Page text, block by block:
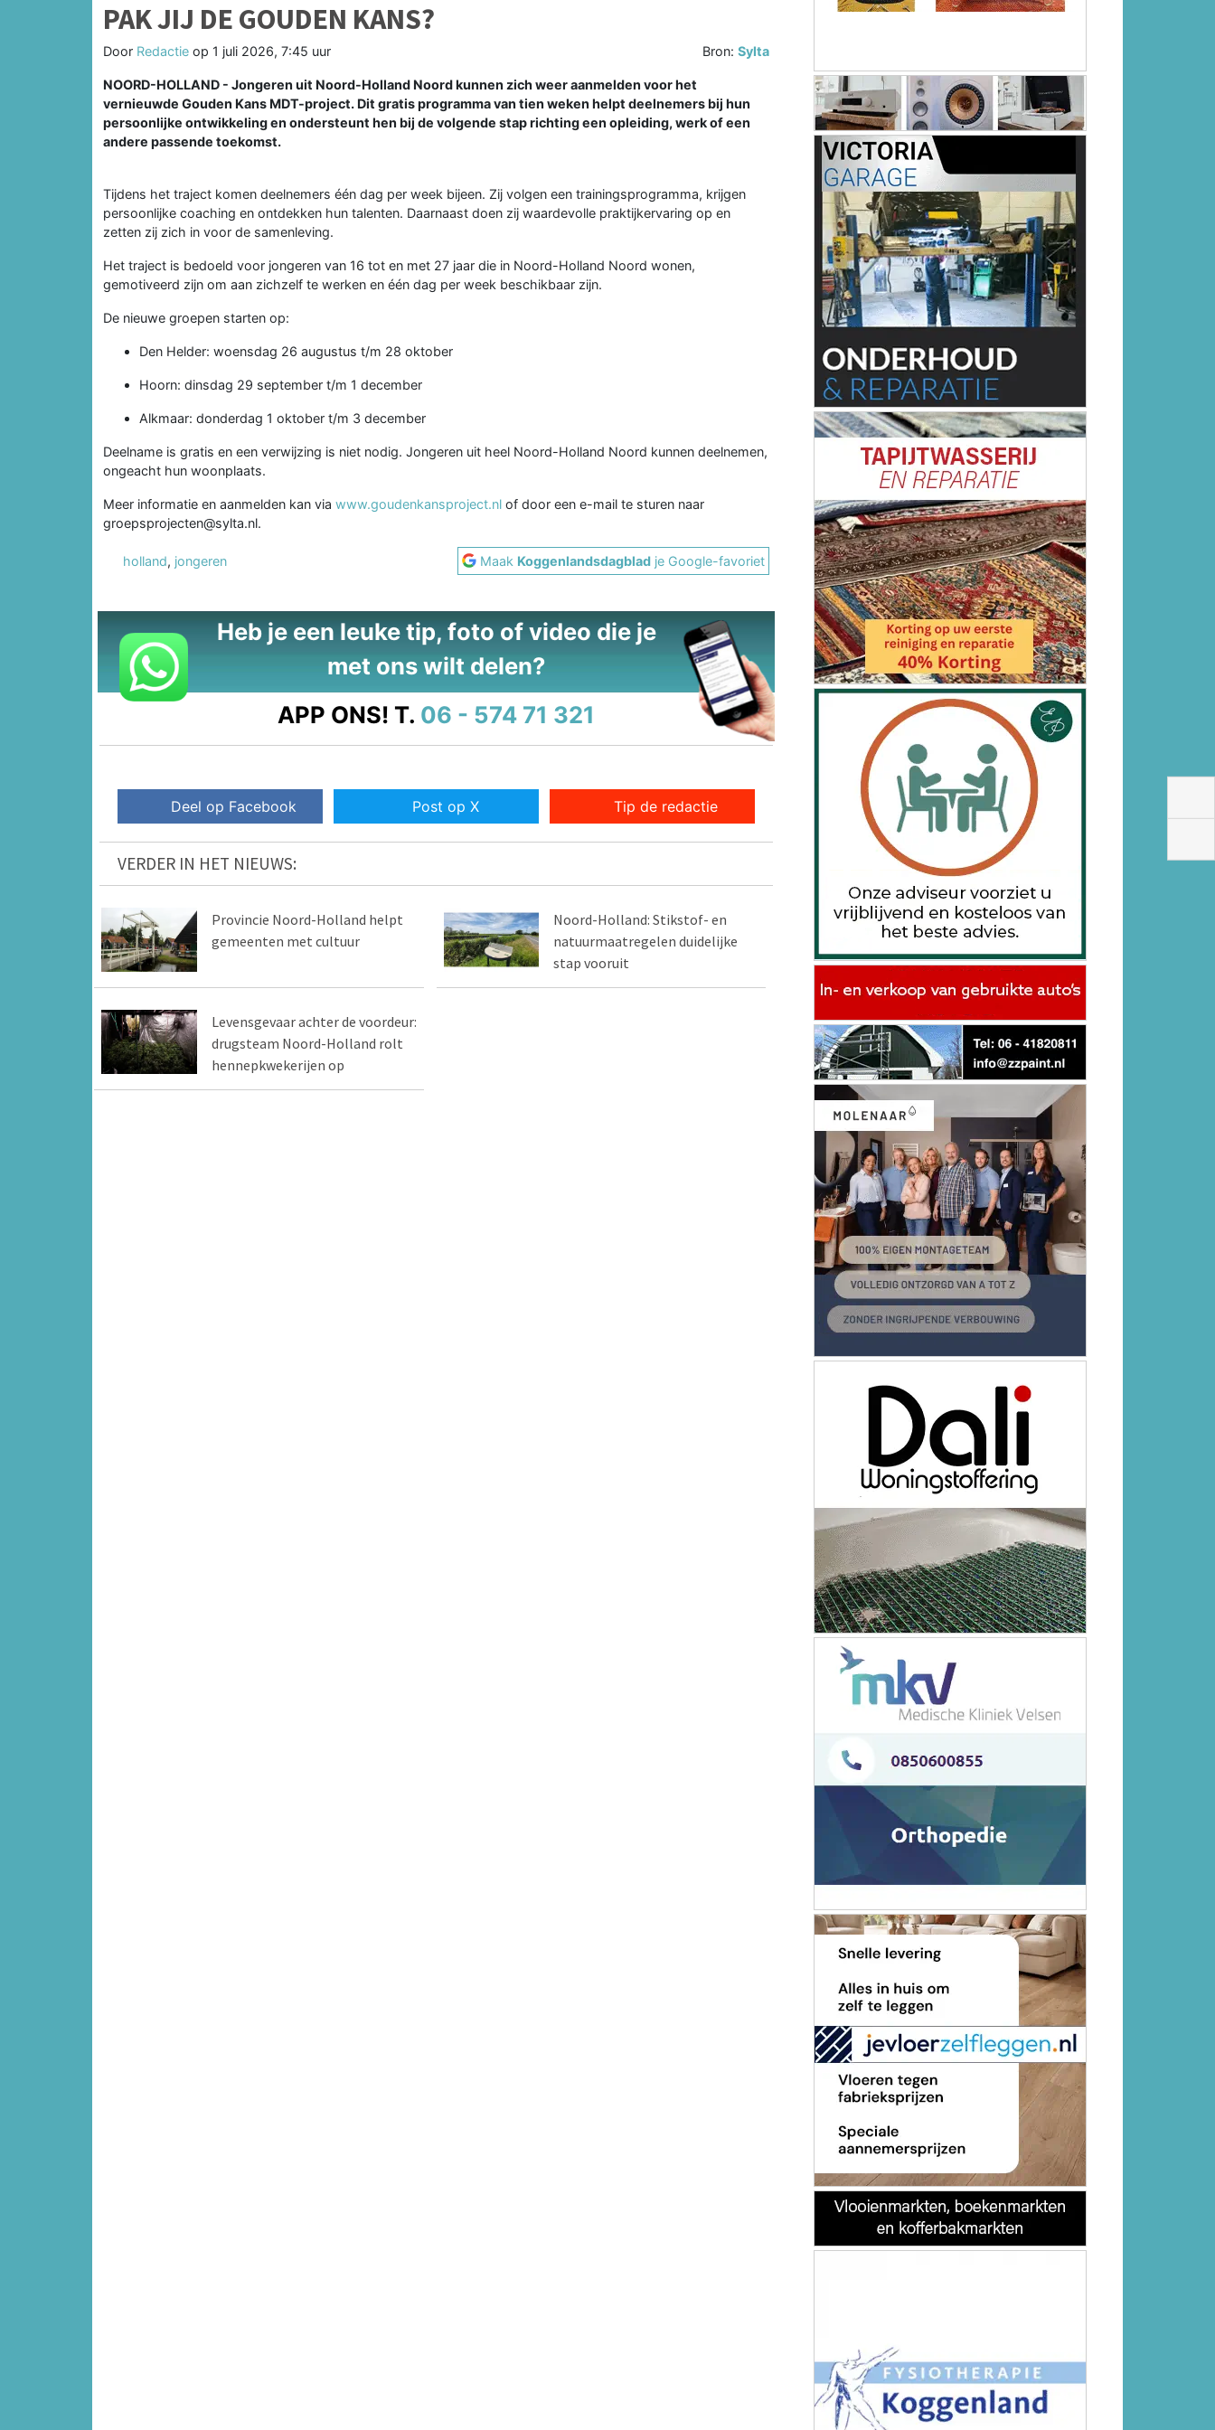
PAK JIJ DE GOUDEN KANS?
Door Redactie op 1 juli 2026, 7:45 uur Bron:Sylta
NOORD-HOLLAND - Jongeren uit Noord-Holland Noord kunnen zich weer aanmelden voor het
vernieuwde Gouden Kans MDT-project. Dit gratis programma van tien weken helpt deelnemers bij hun
persoonlijke ontwikkeling en ondersteunt hen bij de volgende stap richting een opleiding, werk of een
andere passende toekomst.
Tijdens het traject komen deelnemers één dag per week bijeen. Zij volgen een trainingsprogramma, krijgen
persoonlijke coaching en ontdekken hun talenten. Daarnaast doen zij waardevolle praktijkervaring op en
zetten zij zich in voor de samenleving.
Het traject is bedoeld voor jongeren van 16 tot en met 27 jaar die in Noord-Holland Noord wonen,
gemotiveerd zijn om aan zichzelf te werken en één dag per week beschikbaar zijn.
De nieuwe groepen starten op:
Den Helder: woensdag 26 augustus t/m 28 oktober
Hoorn: dinsdag 29 september t/m 1 december
Alkmaar: donderdag 1 oktober t/m 3 december
Deelname is gratis en een verwijzing is niet nodig. Jongeren uit heel Noord-Holland Noord kunnen deelnemen,
ongeacht hun woonplaats.
Meer informatie en aanmelden kan via www.goudenkansproject.nl of door een e-mail te sturen naar
groepsprojecten@sylta.nl.
holland, jongeren Maak Koggenlandsdagblad je Google-favoriet
Heb je een leuke tip, foto of video die je
met ons wilt delen?
APP ONS! T. 06 - 574 71 321
Deel op Facebook Post op X Tip de redactie
VERDER IN HET NIEUWS:
Provincie Noord-Holland helpt
gemeenten met cultuur
Noord-Holland: Stikstof- en
natuurmaatregelen duidelijke
stap vooruit
Levensgevaar achter de voordeur:
drugsteam Noord-Holland rolt
hennepkwekerijen op